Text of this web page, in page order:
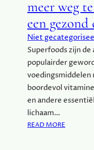
meer weg
een gezond
Niet
Superfoods zijn
populairder
voedingsmiddelen
boordevol
en andere
lichaam…
READ MORE